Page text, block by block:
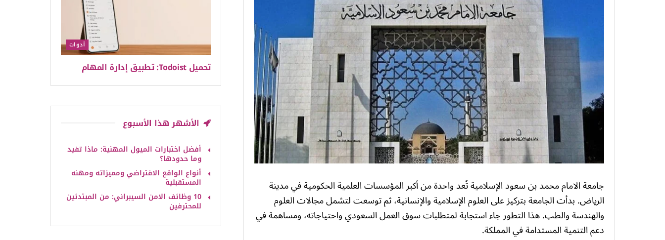
جامعة الامام محمد بن سعود الإسلامية تُعد واحدة من أكبر المؤسسات العلمية الحكومية في مدينة
الرياض. بدأت الجامعة بتركيز على العلوم الإسلامية والإنسانية، ثم توسعت لتشمل مجالات العلوم
والهندسة والطب. هذا التطور جاء استجابة لمتطلبات سوق العمل السعودي واحتياجاته، ومساهمة في
دعم التنمية المستدامة في المملكة.
أدوات
تحميل Todoist: تطبيق إدارة المهام
الأشهر هذا الأسبوع
أفضل اختبارات الميول المهنية: ماذا تفيد
وما حدودها؟
أنواع الواقع الافتراضي ومميزاته ومهنه
المستقبلية
10 وظائف الامن السيبراني: من المبتدئين
للمحترفين